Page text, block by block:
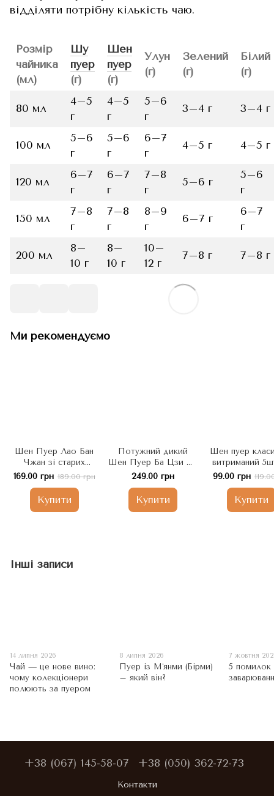
відділяти потрібну кількість чаю.
Розмір
чайника
(мл)
Шу
пуер
(г)
Шен
пуер
(г)
Улун
(г)
Зелений
(г)
Білий
(г)
80 мл
4–5
г
4–5
г
5–6
г
3–4 г 3–4 г
100 мл
5–6
г
5–6
г
6–7
г
4–5 г 4–5 г
120 мл
6–7
г
6–7
г
7–8
г
5–6 г
5–6
г
150 мл
7–8
г
7–8
г
8–9
г
6–7 г
6–7
г
200 мл
8–
10 г
8–
10 г
10–
12 г
7–8 г 7–8 г
Ми рекомендуємо
Шен Пуер Лао Бан
Чжан зі старих
високогірних дерев
169.00 грн 189.00 грн
Купити
Потужний дикий
Шен Пуер Ба Цзи Ча
"Хмиз" високогірний
50г. Китай
249.00 грн
Купити
Шен пуер
витриманий
5г, Китай
99.00 грн
Купити
Інші записи
14 липня 2026
Чай — це нове вино:
чому колекціонери
полюють за пуером
8 липня 2026
Пуер із Мʼянми (Бірми)
– який він?
7 жовтня
5 помилок
+38 (067) 145-58-07 +38 (050) 362-72-73
Контакти